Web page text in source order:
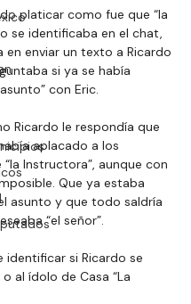
platicar como fue que “la
se identificaba en el chat,
en enviar un texto a Ricardo
si ya se había
con Eric.
Ricardo le respondía que
aplacado a los
Instructora”, aunque con
Que ya estaba
asunto y que todo saldría
“el señor”.
identificar si Ricardo se
al ídolo de Casa “La